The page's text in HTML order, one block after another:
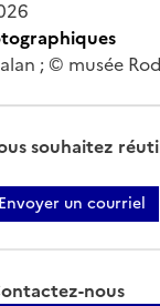
; © musée
souhaitez
Envoyer un courriel
nous